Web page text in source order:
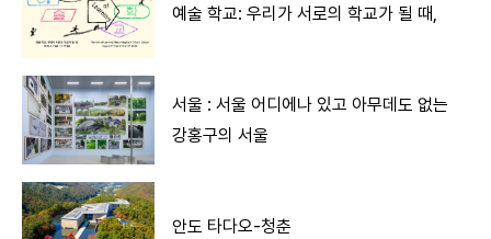
예술 학교: 우리가 서로의 학교가 될 때,
서울 : 서울 어디에나 있고 아무데도 없는
강홍구의 서울
안도 타다오-청춘